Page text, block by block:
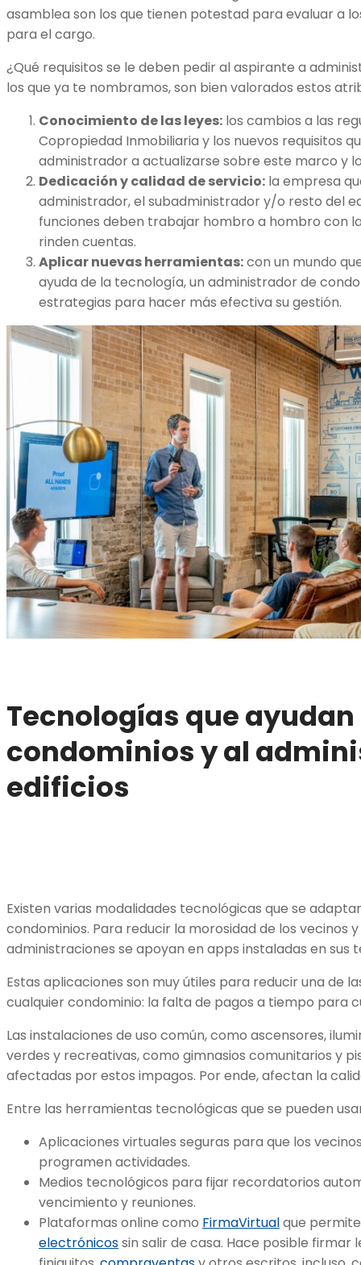
asamblea son los que tienen potestad para evaluar a
para el cargo.
¿Qué requisitos se le deben pedir al aspirante a
los que ya te nombramos, son bien valorados estos
Conocimiento de las leyes: los cambios a las
Copropiedad Inmobiliaria y los nuevos requisitos
administrador a actualizarse sobre este marco y
Dedicación y calidad de servicio: la empresa
administrador, el subadministrador y/o resto del
funciones deben trabajar hombro a hombro con
rinden cuentas.
Aplicar nuevas herramientas:con un mundo
ayuda de la tecnología, un administrador de
estrategias para hacer más efectiva su gestión.
Tecnologías que ayudan
condominios y al
edificios
Existen varias modalidades tecnológicas que se
condominios. Para reducir la morosidad de los vecinos
administraciones se apoyan en apps instaladas en sus
Estas aplicaciones son muy útiles para reducir una de
cualquier condominio: la falta de pagos a tiempo para
Las instalaciones de uso común, como ascensores,
verdes y recreativas, como gimnasios comunitarios y
afectadas por estos impagos. Por ende, afectan la
Entre las herramientas tecnológicas que se pueden
Aplicaciones virtuales seguras para que los
programen actividades.
Medios tecnológicos para fijar recordatorios
vencimiento y reuniones.
Plataformas online como FirmaVirtualque
electrónicossin salir de casa. Hace posible